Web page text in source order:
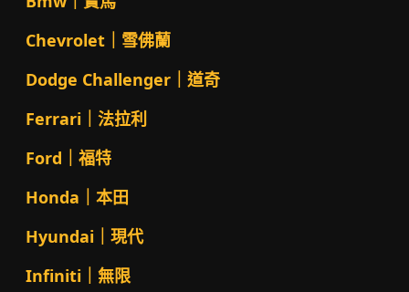
Chevrolet｜雪佛蘭
Dodge Challenger｜道奇
Ferrari｜法拉利
Ford｜福特
Honda｜本田
Hyundai｜現代
Infiniti｜無限